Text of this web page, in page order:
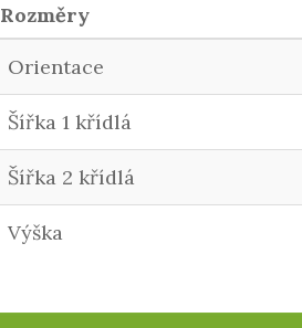
Rozměry
Orientace
Šířka 1 křídlá
Šířka 2 křídlá
Výška